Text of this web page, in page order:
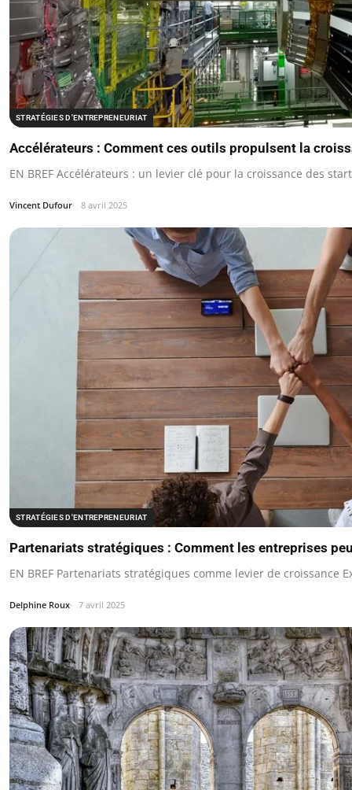
STRATÉGIES D'ENTREPRENEURIAT
Accélérateurs : Comment ces outils propulsent la
EN BREF Accélérateurs : un levier clé pour la croissance des
Vincent Dufour 8 avril 2025
STRATÉGIES D'ENTREPRENEURIAT
Partenariats stratégiques : Comment les entreprises
EN BREF Partenariats stratégiques comme levier de croissance
Delphine Roux 7 avril 2025